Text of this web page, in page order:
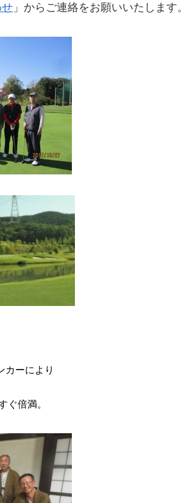
」からご連絡をお願いいたします。
カーにより
ぐ倍満。